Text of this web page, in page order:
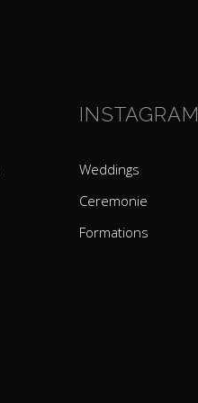
INSTAGRAM
Weddings
Ceremonie
Formations